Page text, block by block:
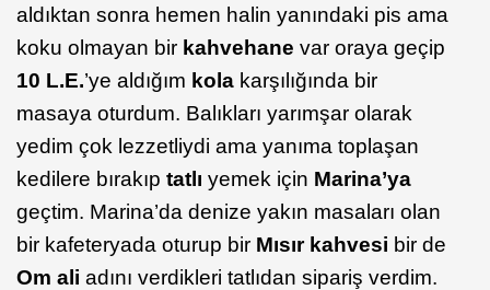
aldıktan sonra hemen halin yanındaki pis ama
koku olmayan bir kahvehane var oraya geçip
10 L.E.’ye aldığım kola karşılığında bir
masaya oturdum. Balıkları yarımşar olarak
yedim çok lezzetliydi ama yanıma toplaşan
kedilere bırakıp tatlı yemek için Marina’ya
geçtim. Marina’da denize yakın masaları olan
bir kafeteryada oturup bir Mısır kahvesi bir de
Om ali adını verdikleri tatlıdan sipariş verdim.